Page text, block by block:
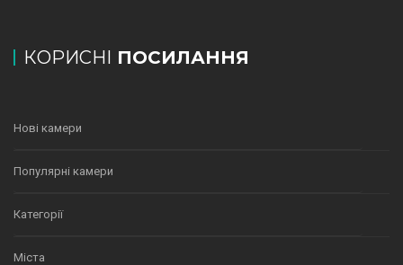
КОРИСНІ ПОСИЛАННЯ
Нові камери
Популярні камери
Категорії
Міста